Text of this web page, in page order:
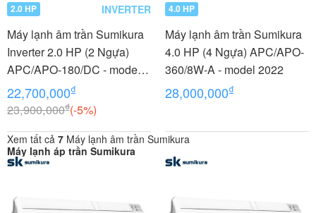
2.0 HP INVERTER
Máy lạnh âm trần Sumikura
Inverter 2.0 HP (2 Ngựa)
APC/APO-180/DC - model
2022
22,700,000₫
23,900,000₫(-5%)
4.0 HP
Máy lạnh âm trần Sumikura
4.0 HP (4 Ngựa) APC/APO-
360/8W-A - model 2022
28,000,000₫
Xem tất cả 7 Máy lạnh âm trần Sumikura
Máy lạnh áp trần Sumikura